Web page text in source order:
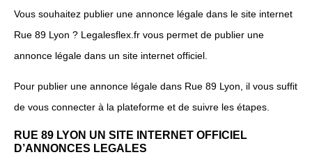
Vous souhaitez publier une annonce légale dans le site internet
Rue 89 Lyon ? Legalesflex.fr vous permet de publier une
annonce légale dans un site internet officiel.
Pour publier une annonce légale dans Rue 89 Lyon, il vous suffit
de vous connecter à la plateforme et de suivre les étapes.
RUE 89 LYON UN SITE INTERNET OFFICIEL
D’ANNONCES LEGALES